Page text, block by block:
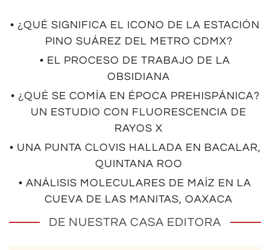
• ¿QUÉ SIGNIFICA EL ICONO DE LA ESTACIÓN
PINO SUÁREZ DEL METRO CDMX?
• EL PROCESO DE TRABAJO DE LA
OBSIDIANA
• ¿QUÉ SE COMÍA EN ÉPOCA PREHISPÁNICA?
UN ESTUDIO CON FLUORESCENCIA DE
RAYOS X
• UNA PUNTA CLOVIS HALLADA EN BACALAR,
QUINTANA ROO
• ANÁLISIS MOLECULARES DE MAÍZ EN LA
CUEVA DE LAS MANITAS, OAXACA
DE NUESTRA CASA EDITORA